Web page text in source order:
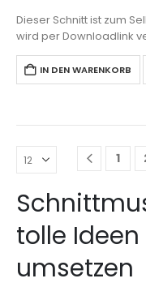
Dieser Schnitt ist zum
wird per Downloadlink
Versandkosten an.
IN DEN WARENKORB
1
tolle
umsetzen